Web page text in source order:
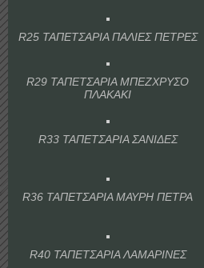
R25 ΤΑΠΕΤΣΑΡΙΑ ΠΑΛΙΕΣ ΠΕΤΡΕΣ
R29 ΤΑΠΕΤΣΑΡΙΑ ΜΠΕΖΧΡΥΣΟ
ΠΛΑΚΑΚΙ
R33 ΤΑΠΕΤΣΑΡΙΑ ΣΑΝΙΔΕΣ
R36 ΤΑΠΕΤΣΑΡΙΑ ΜΑΥΡΗ ΠΕΤΡΑ
R40 ΤΑΠΕΤΣΑΡΙΑ ΛΑΜΑΡΙΝΕΣ